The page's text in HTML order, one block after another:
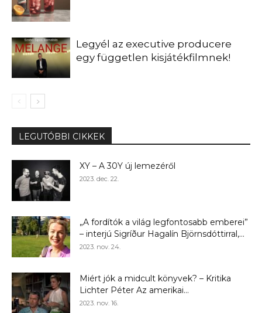
Legyél az executive producere
egy független kisjátékfilmnek!
LEGUTÓBBI CIKKEK
XY – A 30Y új lemezéről
2023. dec. 22.
„A fordítók a világ legfontosabb emberei”
– interjú Sigríður Hagalín Björnsdóttirral,...
2023. nov. 24.
Miért jók a midcult könyvek? – Kritika
Lichter Péter Az amerikai...
2023. nov. 16.